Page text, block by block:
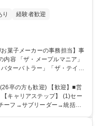
り
経験者歓迎
ターバトラー」「ザ・テイラ
る当社にて、オリジナル菓子
】 ■店
内/社外) ■商品のマスター登
類送付業務 ■契約書管理業務
卒の方も歓迎) 【歓迎】■営
ーフ→サブリーダー→統括リ